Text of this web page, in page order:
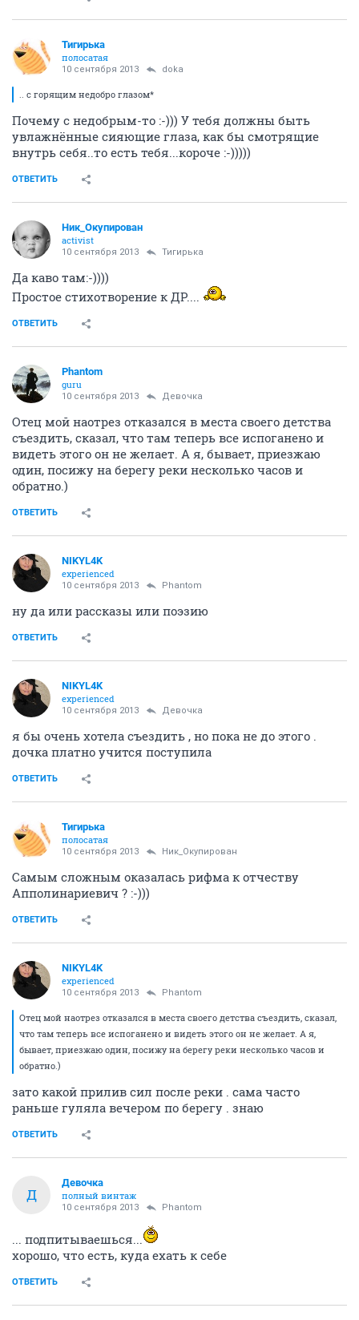
Тигирька
полосатая
10 сентября 2013 doka
.. с горящим недобро глазом*
Почему с недобрым-то :-))) У тебя должны быть
увлажнённые сияющие глаза, как бы смотрящие
внутрь себя..то есть тебя...короче :-)))))
ОТВЕТИТЬ
Ник_Окупирован
activist
10 сентября 2013 Тигирька
Да каво там:-))))
Простое стихотворение к ДР....
ОТВЕТИТЬ
Phantom
guru
10 сентября 2013 Девочка
Отец мой наотрез отказался в места своего детства
съездить, сказал, что там теперь все испоганено и
видеть этого он не желает. А я, бывает, приезжаю
один, посижу на берегу реки несколько часов и
обратно.)
ОТВЕТИТЬ
NIKYL4K
experienced
10 сентября 2013 Phantom
ну да или рассказы или поэзию
ОТВЕТИТЬ
NIKYL4K
experienced
10 сентября 2013 Девочка
я бы очень хотела съездить , но пока не до этого .
дочка платно учится поступила
ОТВЕТИТЬ
Тигирька
полосатая
10 сентября 2013 Ник_Окупирован
Самым сложным оказалась рифма к отчеству
Апполинариевич ? :-)))
ОТВЕТИТЬ
NIKYL4K
experienced
10 сентября 2013 Phantom
Отец мой наотрез отказался в места своего детства съездить, сказал,
что там теперь все испоганено и видеть этого он не желает. А я,
бывает, приезжаю один, посижу на берегу реки несколько часов и
обратно.)
зато какой прилив сил после реки . сама часто
раньше гуляла вечером по берегу . знаю
ОТВЕТИТЬ
Д
Девочка
полный винтаж
10 сентября 2013 Phantom
... подпитываешься...
хорошо, что есть, куда ехать к себе
ОТВЕТИТЬ